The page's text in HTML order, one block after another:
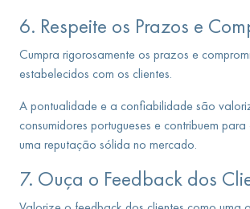
6. Respeite os Prazos e
Cumpra rigorosamente os prazos e
estabelecidos com os clientes.
A pontualidade e a confiabilidade são
consumidores portugueses e contribuem
uma reputação sólida no mercado.
7. Ouça o Feedback dos